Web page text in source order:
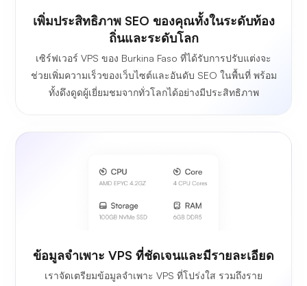
เพิ่มประสิทธิภาพ SEO ของคุณทั้งในระดับท้อง
ถิ่นและระดับโลก
เซิร์ฟเวอร์ VPS ของ Burkina Faso ที่ได้รับการปรับแต่งจะ
ช่วยเพิ่มความเร็วของเว็บไซต์และอันดับ SEO ในพื้นที่ พร้อม
ทั้งดึงดูดผู้เยี่ยมชมจากทั่วโลกได้อย่างมีประสิทธิภาพ
ข้อมูลจำเพาะ VPS ที่ชัดเจนและมีรายละเอียด
เราจัดเตรียมข้อมูลจำเพาะ VPS ที่โปร่งใส รวมถึงราย